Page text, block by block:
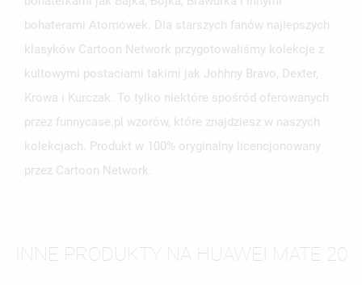
bohaterami Atomówek. Dla starszych fanów najlepszych
klasyków Cartoon Network przygotowaliśmy kolekcje z
kultowymi postaciami takimi jak Johhny Bravo, Dexter,
Krowa i Kurczak. To tylko niektóre spośród oferowanych
przez funnycase.pl wzorów, które znajdziesz w naszych
kolekcjach. Produkt w 100% oryginalny licencjonowany
przez Cartoon Network.
INNE PRODUKTY NA HUAWEI MATE 20